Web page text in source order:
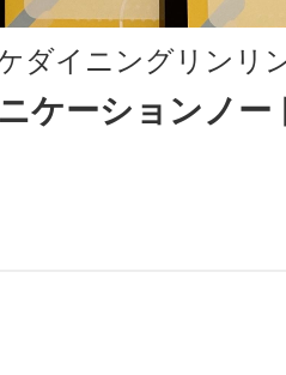
ダイニングリンリ
ケーションノー
に導入を